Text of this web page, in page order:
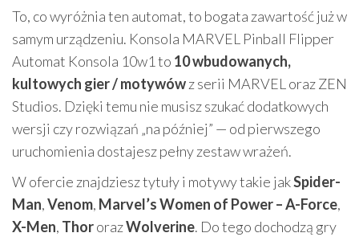
To, co wyróżnia ten automat, to bogata zawartość już w
samym urządzeniu. Konsola MARVEL Pinball Flipper
Automat Konsola 10w1 to 10 wbudowanych,
kultowych gier / motywówz serii MARVEL oraz ZEN
Studios. Dzięki temu nie musisz szukać dodatkowych
wersji czy rozwiązań „na później” — od pierwszego
uruchomienia dostajesz pełny zestaw wrażeń.
W ofercie znajdziesz tytuły i motywy takie jakSpider-
Man,Venom, Marvel’s Women of Power – A-Force,
X-Men, ThororazWolverine. Do tego dochodzą gry